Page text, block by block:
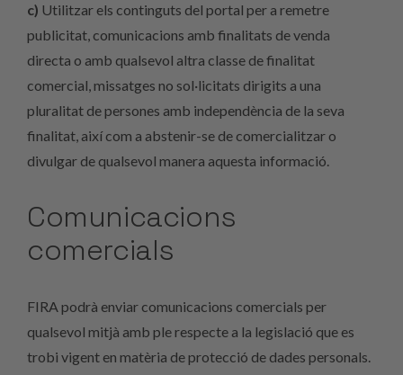
c) Utilitzar els continguts del portal per a remetre
publicitat, comunicacions amb finalitats de venda
directa o amb qualsevol altra classe de finalitat
comercial, missatges no sol·licitats dirigits a una
pluralitat de persones amb independència de la seva
finalitat, així com a abstenir-se de comercialitzar o
divulgar de qualsevol manera aquesta informació.
Comunicacions
comercials
FIRA podrà enviar comunicacions comercials per
qualsevol mitjà amb ple respecte a la legislació que es
trobi vigent en matèria de protecció de dades personals.